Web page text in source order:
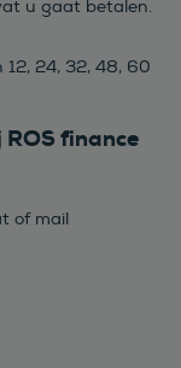
u gaat betalen.
12, 24, 32, 48, 60
finance
of mail